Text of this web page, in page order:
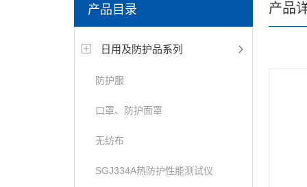
电缆，包装材料，箱包等行业
产品目录
日用及防护品系列
防护服
口罩、防护面罩
无纺布
SGJ334A热防护性能测试仪
产品